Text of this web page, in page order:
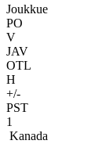
Joukkue
PO
V
JAV
OTL
H
+/-
PST
1
Kanada